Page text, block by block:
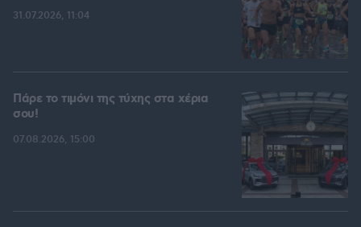
31.07.2026, 11:04
Πάρε το τιμόνι της τύχης στα χέρια
σου!
07.08.2026, 15:00